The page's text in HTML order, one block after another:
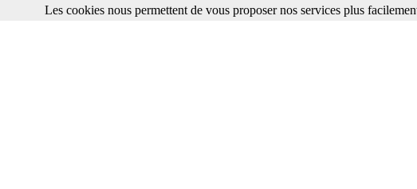
Les cookies nous permettent de vous proposer nos services plus